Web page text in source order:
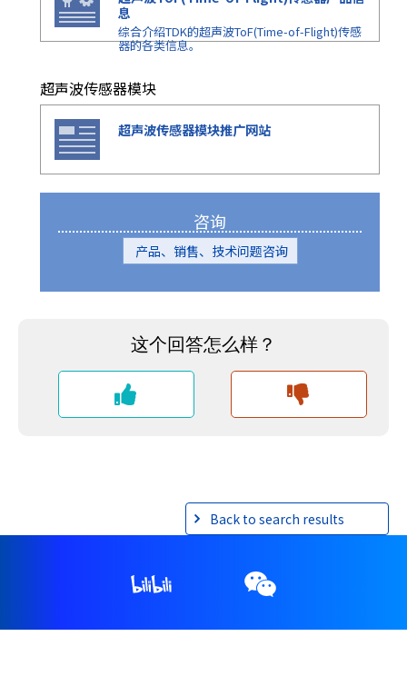
息
综合介绍TDK的超声波ToF(Time-of-Flight)传感
器的各类信息。
超声波传感器模块
超声波传感器模块推广网站
咨询
产品、销售、技术问题咨询
Back to search results